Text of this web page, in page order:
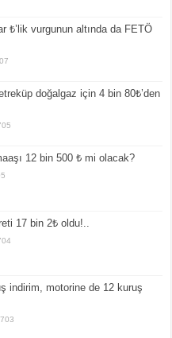
₺’lik vurgunun altında da FETÖ
doğalgaz için 4 bin 80₺’den
12 bin 500 ₺ mi olacak?
17 bin 2₺ oldu!..
indirim, motorine de 12 kuruş